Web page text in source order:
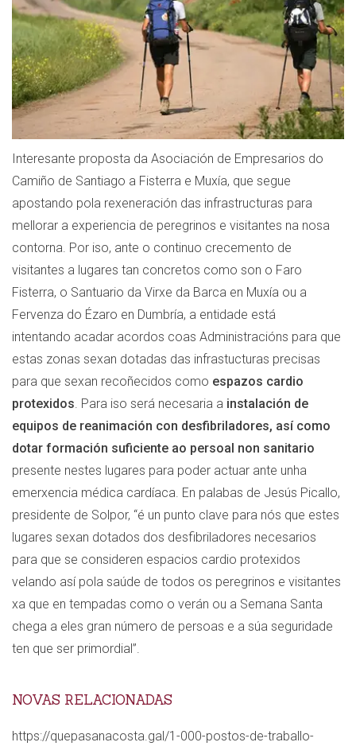
Interesante proposta da Asociación de Empresarios do
Camiño de Santiago a Fisterra e Muxía, que segue
apostando pola rexeneración das infrastructuras para
mellorar a experiencia de peregrinos e visitantes na nosa
contorna. Por iso, ante o continuo crecemento de
visitantes a lugares tan concretos como son o Faro
Fisterra, o Santuario da Virxe da Barca en Muxía ou a
Fervenza do Ézaro en Dumbría, a entidade está
intentando acadar acordos coas Administracións para que
estas zonas sexan dotadas das infrastucturas precisas
para que sexan recoñecidos como espazos cardio
protexidos. Para iso será necesaria a instalación de
equipos de reanimación con desfibriladores, así como
dotar formación suficiente ao persoal non sanitario
presente nestes lugares para poder actuar ante unha
emerxencia médica cardíaca. En palabas de Jesús Picallo,
presidente de Solpor, “é un punto clave para nós que estes
lugares sexan dotados dos desfibriladores necesarios
para que se consideren espacios cardio protexidos
velando así pola saúde de todos os peregrinos e visitantes
xa que en tempadas como o verán ou a Semana Santa
chega a eles gran número de persoas e a súa seguridade
ten que ser primordial”.
NOVAS RELACIONADAS
https://quepasanacosta.gal/1-000-postos-de-traballo-